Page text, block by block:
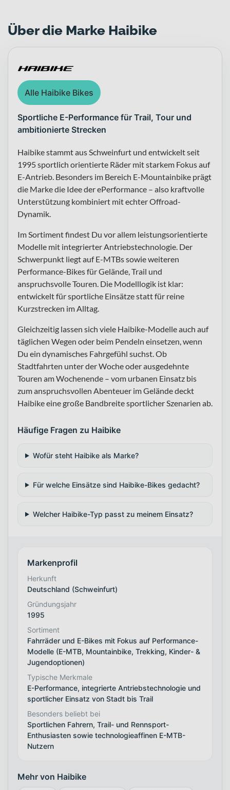
Über die Marke Haibike
Alle Haibike Bikes
Sportliche E-Performance für Trail, Tour und
ambitionierte Strecken
Haibike stammt aus Schweinfurt und entwickelt seit
1995 sportlich orientierte Räder mit starkem Fokus auf
E-Antrieb. Besonders im Bereich E-Mountainbike prägt
die Marke die Idee der ePerformance – also kraftvolle
Unterstützung kombiniert mit echter Offroad-
Dynamik.
Im Sortiment findest Du vor allem leistungsorientierte
Modelle mit integrierter Antriebstechnologie. Der
Schwerpunkt liegt auf E-MTBs sowie weiteren
Performance-Bikes für Gelände, Trail und
anspruchsvolle Touren. Die Modelllogik ist klar:
entwickelt für sportliche Einsätze statt für reine
Kurzstrecken im Alltag.
Gleichzeitig lassen sich viele Haibike-Modelle auch auf
täglichen Wegen oder beim Pendeln einsetzen, wenn
Du ein dynamisches Fahrgefühl suchst. Ob
Stadtfahrten unter der Woche oder ausgedehnte
Touren am Wochenende – vom urbanen Einsatz bis
zum anspruchsvollen Abenteuer im Gelände deckt
Haibike eine große Bandbreite sportlicher Szenarien ab.
Häufige Fragen zu Haibike
Wofür steht Haibike als Marke?
Für welche Einsätze sind Haibike-Bikes gedacht?
Welcher Haibike-Typ passt zu meinem Einsatz?
Markenprofil
Herkunft
Deutschland (Schweinfurt)
Gründungsjahr
1995
Sortiment
Fahrräder und E-Bikes mit Fokus auf Performance-
Modelle (E-MTB, Mountainbike, Trekking, Kinder- &
Jugendoptionen)
Typische Merkmale
E-Performance, integrierte Antriebstechnologie und
sportlicher Einsatz von Stadt bis Trail
Besonders beliebt bei
Sportlichen Fahrern, Trail- und Rennsport-
Enthusiasten sowie technologieaffinen E-MTB-
Nutzern
Mehr von Haibike